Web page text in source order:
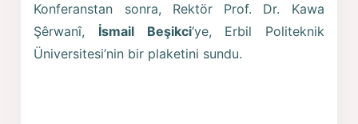
Konferanstan sonra, Rektör Prof. Dr. Kawa
Şêrwanî, İsmail Beşikci’ye, Erbil Politeknik
Üniversitesi’nin bir plaketini sundu.